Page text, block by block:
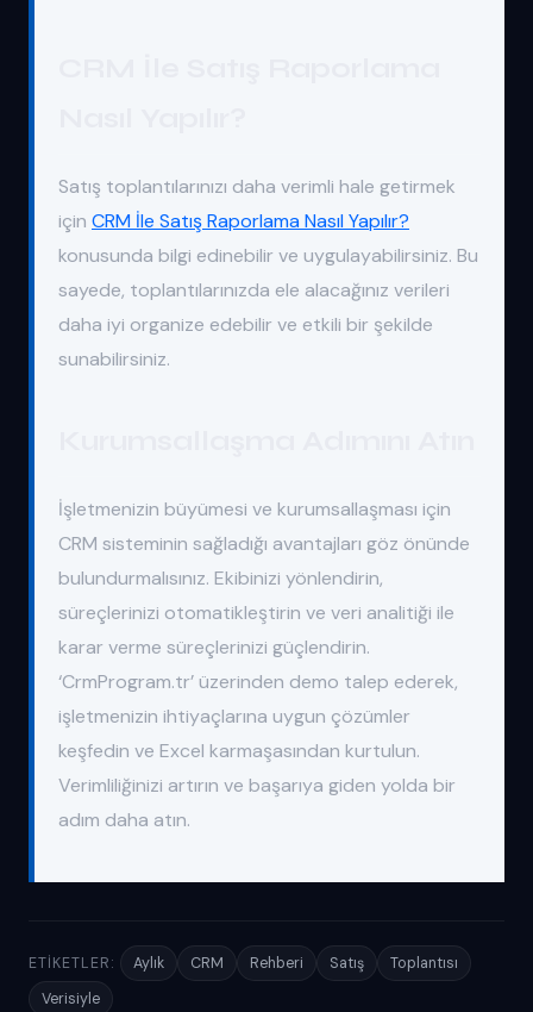
Satış toplantılarınızı daha verimli hale getirmek
için CRM İle Satış Raporlama Nasıl Yapılır?
konusunda bilgi edinebilir ve uygulayabilirsiniz. Bu
sayede, toplantılarınızda ele alacağınız verileri
daha iyi organize edebilir ve etkili bir şekilde
sunabilirsiniz.
İşletmenizin büyümesi ve kurumsallaşması için
CRM sisteminin sağladığı avantajları göz önünde
bulundurmalısınız. Ekibinizi yönlendirin,
süreçlerinizi otomatikleştirin ve veri analitiği ile
karar verme süreçlerinizi güçlendirin.
‘CrmProgram.tr’ üzerinden demo talep ederek,
işletmenizin ihtiyaçlarına uygun çözümler
keşfedin ve Excel karmaşasından kurtulun.
Verimliliğinizi artırın ve başarıya giden yolda bir
adım daha atın.
ETIKETLER: Aylık CRM Rehberi Satış
Toplantısı
Verisiyle